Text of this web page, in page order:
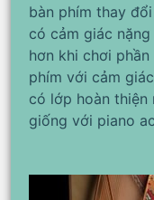
bàn phím thay
có cảm giác
hơn khi chơi
phím với cảm
có lớp hoàn thiện
giống với piano